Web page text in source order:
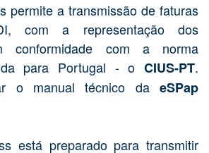
permite a transmissão de faturas
com a representação dos
conformidade com a norma
para Portugal - o CIUS-PT.
o manual técnico da eSPap
está preparado para transmitir